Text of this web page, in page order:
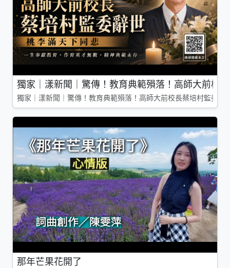
獨家｜漾新聞｜驚傳！教育典範殞落！高師大前校
獨家｜漾新聞｜驚傳！教育典範殞落！高師大前校長蔡培村監委
那年芒果花開了